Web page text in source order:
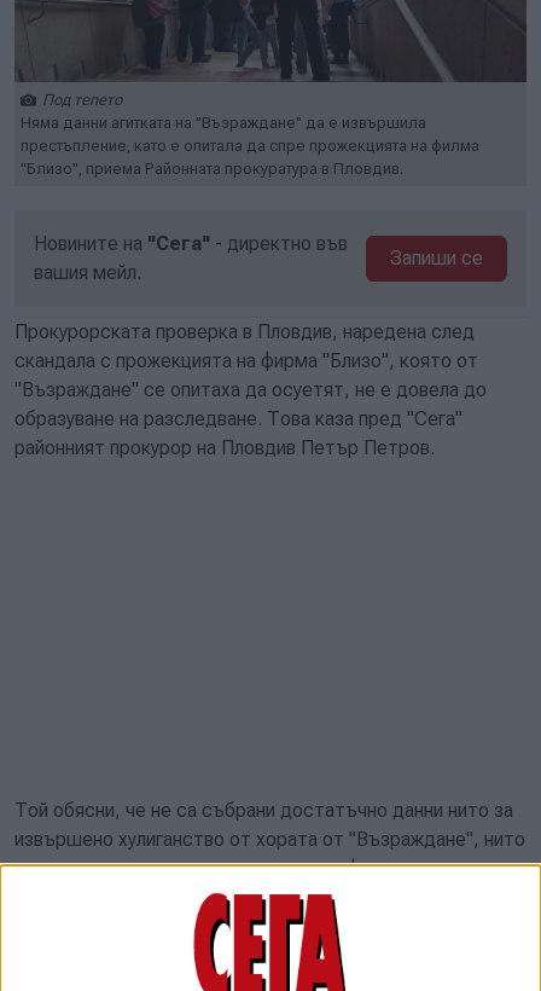
Под тепето
Няма данни агитката на "Възраждане" да е извършила
престъпление, като е опитала да спре прожекцията на филма
"Близо", приема Районната прокуратура в Пловдив.
Новините на "Сега" - директно във
вашия мейл.
Запиши се
Прокурорската проверка в Пловдив, наредена след
скандала с прожекцията на фирма "Близо", която от
"Възраждане" се опитаха да осуетят, не е довела до
образуване на разследване. Това каза пред "Сега"
районният прокурор на Пловдив Петър Петров.
Той обясни, че не са събрани достатъчно данни нито за
извършено хулиганство от хората от "Възраждане", нито
пък, че се разпространяват порнографски материали,
какъвто беше сигналът до прокуратурата от
противниците на филма.
Постановлението за отказ да бъде образувано